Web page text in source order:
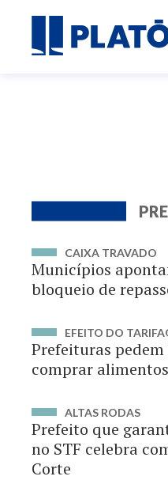
CAIXA TRAVADO
Municípios
bloqueio de
EFEITO DO
Prefeituras
comprar
ALTAS RODAS
Prefeito que
no STF celebra
Corte